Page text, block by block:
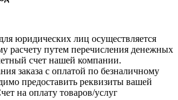
юридических лиц осуществляется
расчету путем перечисления денежных
счет нашей компании.
заказа с оплатой по безналичному
предоставить реквизиты вашей
на оплату товаров/услуг